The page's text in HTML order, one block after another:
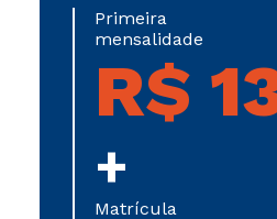
Primeira
mensalidade
R$
+
Matrícula